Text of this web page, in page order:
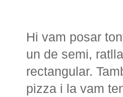
Hi vam posar
un de semi,
rectangular.
pizza i la vam